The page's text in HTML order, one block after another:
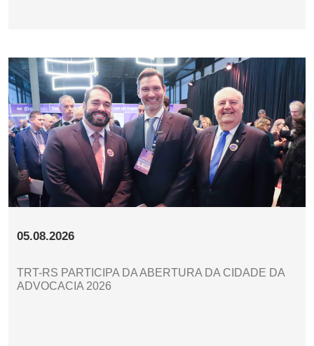
05.08.2026
TRT-RS PARTICIPA DA ABERTURA DA CIDADE DA
ADVOCACIA 2026